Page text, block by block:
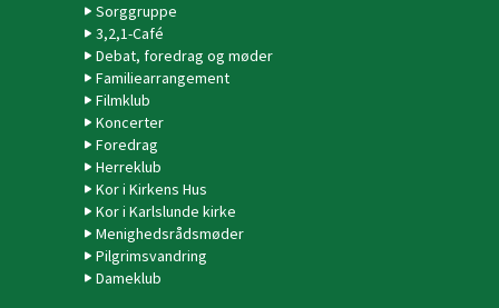
Sorggruppe
3,2,1-Café
Debat, foredrag og møder
Familiearrangement
Filmklub
Koncerter
Foredrag
Herreklub
Kor i Kirkens Hus
Kor i Karlslunde kirke
Menighedsrådsmøder
Pilgrimsvandring
Dameklub